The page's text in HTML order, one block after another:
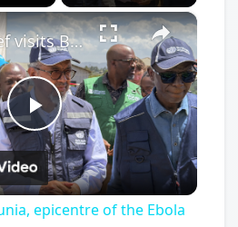
×
Play
Video
WHO chief visits Bunia, epicentre of the Ebola outbreak
epicentre of the Ebola